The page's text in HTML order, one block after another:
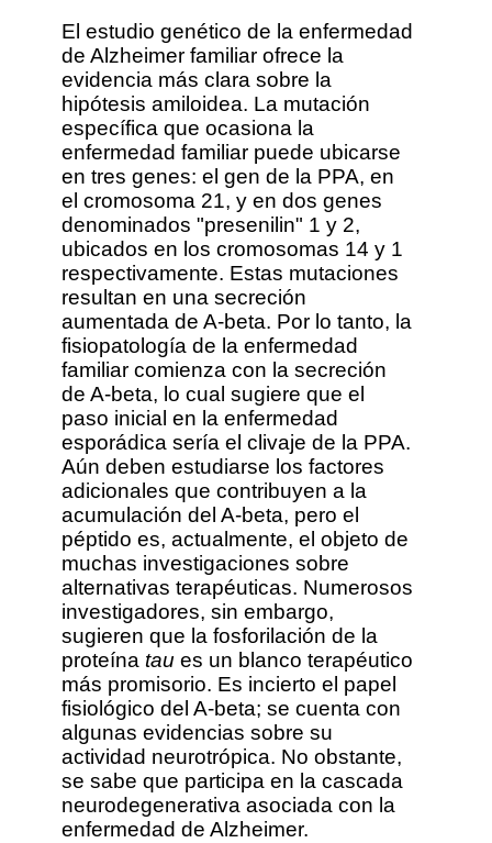
El estudio genético de la enfermedad
de Alzheimer familiar ofrece la
evidencia más clara sobre la
hipótesis amiloidea. La mutación
específica que ocasiona la
enfermedad familiar puede ubicarse
en tres genes: el gen de la PPA, en
el cromosoma 21, y en dos genes
denominados "presenilin" 1 y 2,
ubicados en los cromosomas 14 y 1
respectivamente. Estas mutaciones
resultan en una secreción
aumentada de A-beta. Por lo tanto, la
fisiopatología de la enfermedad
familiar comienza con la secreción
de A-beta, lo cual sugiere que el
paso inicial en la enfermedad
esporádica sería el clivaje de la PPA.
Aún deben estudiarse los factores
adicionales que contribuyen a la
acumulación del A-beta, pero el
péptido es, actualmente, el objeto de
muchas investigaciones sobre
alternativas terapéuticas. Numerosos
investigadores, sin embargo,
sugieren que la fosforilación de la
proteína tau es un blanco terapéutico
más promisorio. Es incierto el papel
fisiológico del A-beta; se cuenta con
algunas evidencias sobre su
actividad neurotrópica. No obstante,
se sabe que participa en la cascada
neurodegenerativa asociada con la
enfermedad de Alzheimer.